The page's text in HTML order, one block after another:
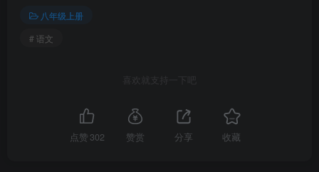
八年级上册
# 语文
喜欢就支持一下吧
点赞 302 赞赏 分享 收藏